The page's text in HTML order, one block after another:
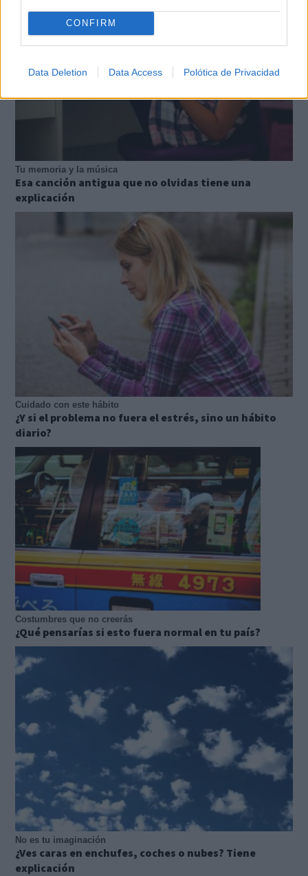
CONFIRM
Data Deletion Data Access Polótica de Privacidad
Tu memoria y la música
Esa canción antigua que no olvidas tiene una
explicación
Cuidado con este hábito
¿Y si el problema no fuera el estrés, sino un hábito
diario?
Costumbres que no creerás
¿Qué pensarías si esto fuera normal en tu país?
No es tu imaginación
¿Ves caras en enchufes, coches o nubes? Tiene
explicación